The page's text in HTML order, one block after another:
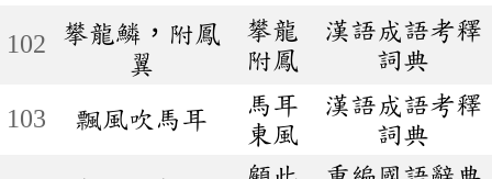
102
攀龍鱗，附鳳
翼
攀龍
附鳳
漢語成語考釋
詞典
103 飄風吹馬耳
馬耳
東風
漢語成語考釋
詞典